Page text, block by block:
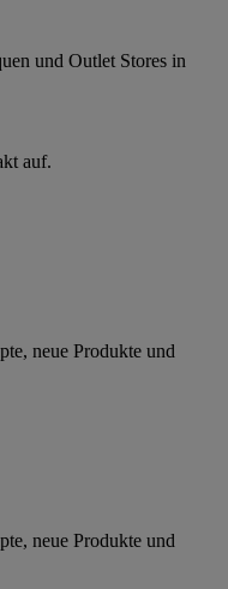
und Outlet Stores in
auf.
neue Produkte und
neue Produkte und